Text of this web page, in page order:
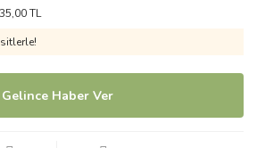
35,00 TL
Gelince Haber Ver